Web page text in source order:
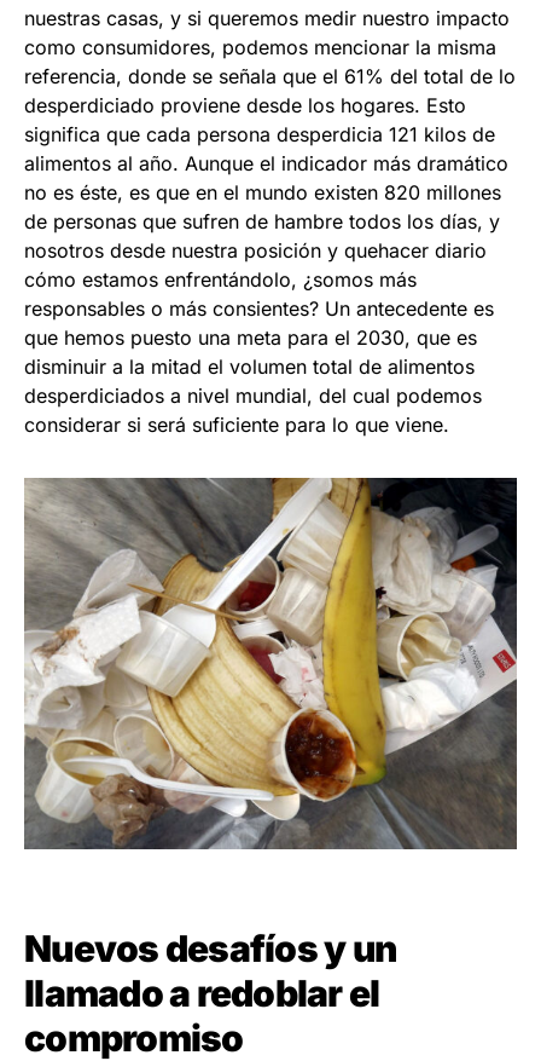
nuestras casas, y si queremos medir nuestro impacto
como consumidores, podemos mencionar la misma
referencia, donde se señala que el 61% del total de lo
desperdiciado proviene desde los hogares. Esto
significa que cada persona desperdicia 121 kilos de
alimentos al año. Aunque el indicador más dramático
no es éste, es que en el mundo existen 820 millones
de personas que sufren de hambre todos los días, y
nosotros desde nuestra posición y quehacer diario
cómo estamos enfrentándolo, ¿somos más
responsables o más consientes? Un antecedente es
que hemos puesto una meta para el 2030, que es
disminuir a la mitad el volumen total de alimentos
desperdiciados a nivel mundial, del cual podemos
considerar si será suficiente para lo que viene.
Nuevos desafíos y un
llamado a redoblar el
compromiso